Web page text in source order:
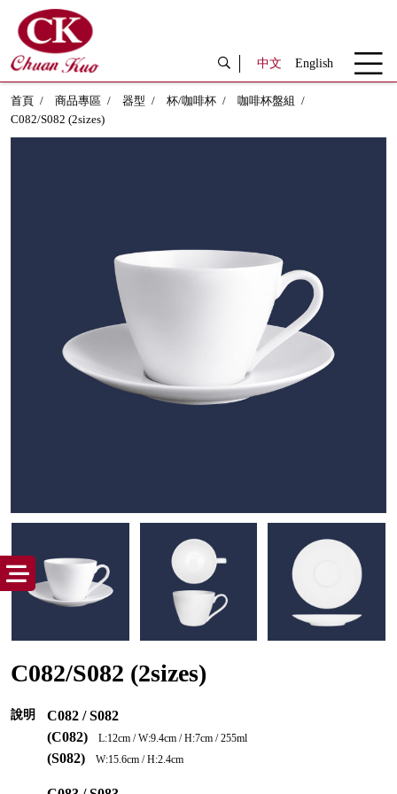
中文 English
首頁 商品專區 器型 杯/咖啡杯
咖啡杯盤組
C082/S082 (2sizes)
C082/S082 (2sizes)
說明
C082 / S082
(C082)
L:12cm / W:9.4cm / H:7cm / 255ml
(S082) W:15.6cm / H:2.4cm